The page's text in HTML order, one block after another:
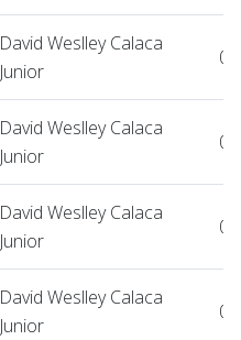
David Weslley Calaca
Junior
David Weslley Calaca
Junior
David Weslley Calaca
Junior
David Weslley Calaca
Junior